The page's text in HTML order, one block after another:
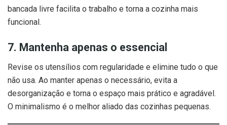
bancada livre facilita o trabalho e torna a cozinha mais
funcional.
7. Mantenha apenas o essencial
Revise os utensílios com regularidade e elimine tudo o que
não usa. Ao manter apenas o necessário, evita a
desorganização e torna o espaço mais prático e agradável.
O minimalismo é o melhor aliado das cozinhas pequenas.